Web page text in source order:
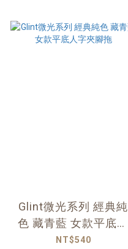
Glint微光系列 經典純
色 藏青藍 女款平底人
字夾腳拖
NT$540